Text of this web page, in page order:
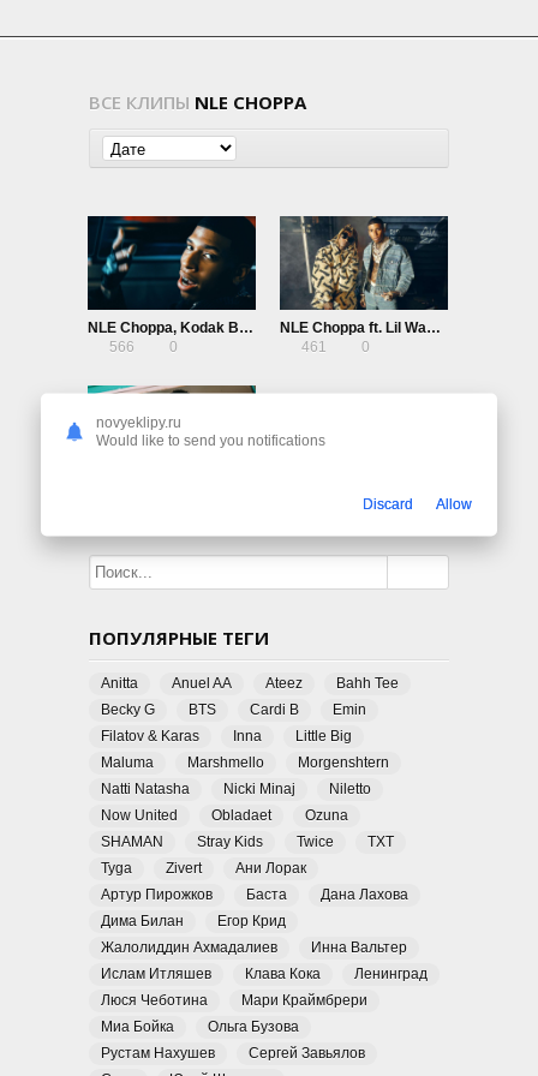
ВСЕ КЛИПЫ NLE CHOPPA
NLE Choppa, Kodak Black, Jimin of BTS, JVKE, & Muni Long — Angel Pt. 1 (OST Fast X)
566
0
NLE Choppa ft. Lil Wayne — Ain’t Gonna Answer
461
0
ПОПУЛЯРНЫЕ ТЕГИ
Anitta Anuel AA Ateez
Bahh Tee
Becky G
BTS Cardi B
Emin
Filatov & Karas
Inna
Little Big
Maluma
Marshmello
Morgenshtern
Natti Natasha
Nicki Minaj
Niletto
Now United
Obladaet
Ozuna
SHAMAN
Stray Kids Twice
TXT
Tyga
Zivert
Ани Лорак
Артур Пирожков
Баста
Дана Лахова
Дима Билан
Егор Крид
Жалолиддин Ахмадалиев
Инна Вальтер
Ислам Итляшев
Клава Кока
Ленинград
Люся Чеботина
Мари Краймбрери
Миа Бойка
Ольга Бузова
Рустам Нахушев
Сергей Завьялов
novyeklipy.ru
Would like to send you notifications
Discard Allow